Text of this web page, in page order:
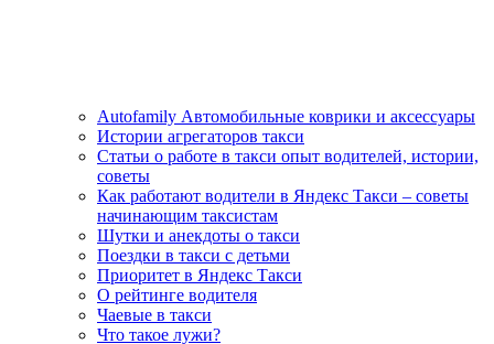
Autofamily Автомобильные коврики и аксессуары
Истории агрегаторов такси
Статьи о работе в такси опыт водителей, истории,
советы
Как работают водители в Яндекс Такси – советы
начинающим таксистам
Шутки и анекдоты о такси
Поездки в такси с детьми
Приоритет в Яндекс Такси
О рейтинге водителя
Чаевые в такси
Что такое лужи?